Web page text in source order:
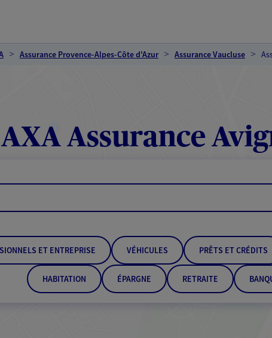
Assurance Provence-Alpes-Côte d'Azur Assurance Vaucluse
AXA Assurance
ET ENTREPRISE VÉHICULES PRÊTS ET CRÉDITS
HABITATION ÉPARGNE RETRAITE